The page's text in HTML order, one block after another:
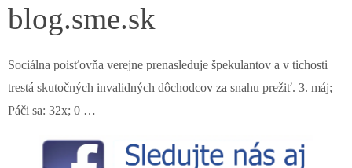
blog.sme.sk
Sociálna poisťovňa verejne prenasleduje špekulantov a v tichosti
trestá skutočných invalidných dôchodcov za snahu prežiť. 3. máj;
Páči sa: 32x; 0 …